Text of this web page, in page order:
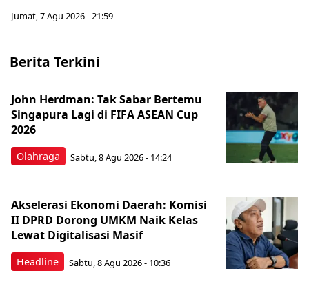
Jumat, 7 Agu 2026 - 21:59
Berita Terkini
Olahraga
John Herdman: Tak Sabar Bertemu
Singapura Lagi di FIFA ASEAN Cup
2026
Sabtu, 8 Agu 2026 - 14:24
Headline
Akselerasi Ekonomi Daerah: Komisi
II DPRD Dorong UMKM Naik Kelas
Lewat Digitalisasi Masif
Sabtu, 8 Agu 2026 - 10:36